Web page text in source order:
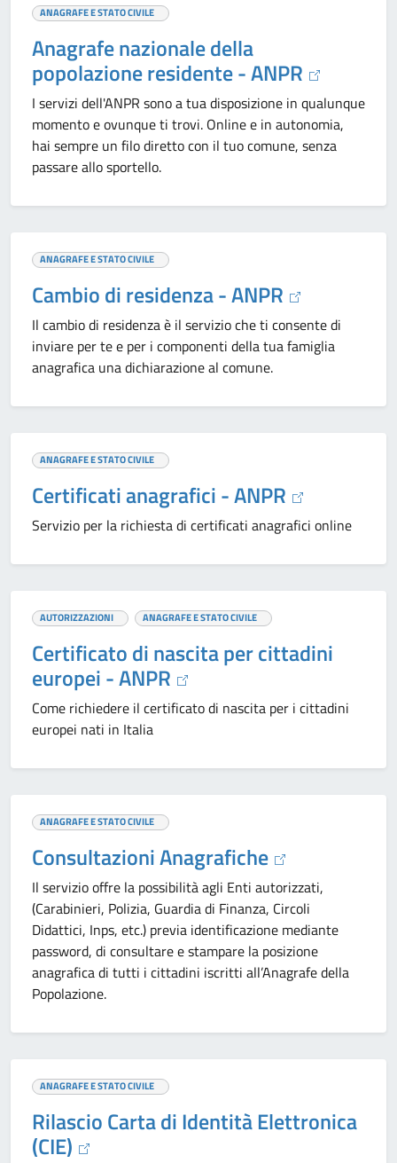
ANAGRAFE E STATO CIVILE
Anagrafe nazionale della
popolazione residente - ANPR
I servizi dell'ANPR sono a tua disposizione in qualunque
momento e ovunque ti trovi. Online e in autonomia,
hai sempre un filo diretto con il tuo comune, senza
passare allo sportello.
ANAGRAFE E STATO CIVILE
Cambio di residenza - ANPR
Il cambio di residenza è il servizio che ti consente di
inviare per te e per i componenti della tua famiglia
anagrafica una dichiarazione al comune.
ANAGRAFE E STATO CIVILE
Certificati anagrafici - ANPR
Servizio per la richiesta di certificati anagrafici online
AUTORIZZAZIONI ANAGRAFE E STATO CIVILE
Certificato di nascita per cittadini
europei - ANPR
Come richiedere il certificato di nascita per i cittadini
europei nati in Italia
ANAGRAFE E STATO CIVILE
Consultazioni Anagrafiche
Il servizio offre la possibilità agli Enti autorizzati,
(Carabinieri, Polizia, Guardia di Finanza, Circoli
Didattici, Inps, etc.) previa identificazione mediante
password, di consultare e stampare la posizione
anagrafica di tutti i cittadini iscritti all’Anagrafe della
Popolazione.
ANAGRAFE E STATO CIVILE
Rilascio Carta di Identità Elettronica
(CIE)